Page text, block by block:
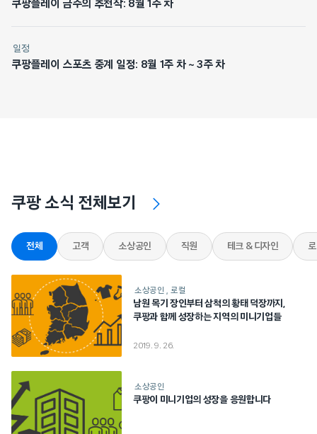
쿠팡플레이 금주의 추천작: 8월 1주 차
일정
쿠팡플레이 스포츠 중계 일정: 8월 1주 차 ~ 3주 차
쿠팡 소식 전체보기
전체 고객 소상공인 직원 테크 & 디자인
소상공인 로컬
남원 목기 장인부터 삼척의 황태 덕장까지,
쿠팡과 함께 성장하는 지역의 미니기업들
2019. 9. 26.
소상공인
쿠팡이 미니기업의 성장을 응원합니다